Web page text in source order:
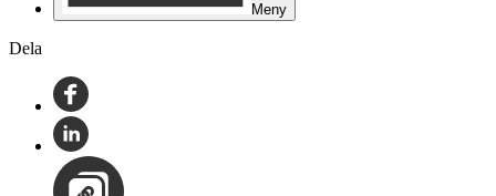
Meny
Dela